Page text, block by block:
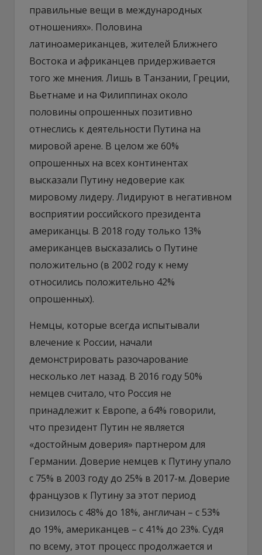
правильные вещи в международных
отношениях». Половина
латиноамериканцев, жителей Ближнего
Востока и африканцев придерживается
того же мнения. Лишь в Танзании, Греции,
Вьетнаме и на Филиппинах около
половины опрошенных позитивно
отнеслись к деятельности Путина на
мировой арене. В целом же 60%
опрошенных на всех континентах
высказали Путину недоверие как
мировому лидеру. Лидируют в негативном
восприятии российского президента
американцы. В 2018 году только 13%
американцев высказались о Путине
положительно (в 2002 году к нему
относились положительно 42%
опрошенных).
Немцы, которые всегда испытывали
влечение к России, начали
демонстрировать разочарование
несколько лет назад. В 2016 году 50%
немцев считало, что Россия не
принадлежит к Европе, а 64% говорили,
что президент Путин не является
«достойным доверия» партнером для
Германии. Доверие немцев к Путину упало
с 75% в 2003 году до 25% в 2017-м. Доверие
французов к Путину за этот период
снизилось с 48% до 18%, англичан – с 53%
до 19%, американцев – с 41% до 23%. Судя
по всему, этот процесс продолжается и